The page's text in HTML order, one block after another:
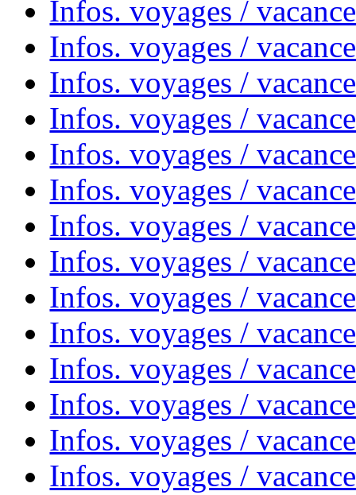
Infos. voyages /
Infos. voyages /
Infos. voyages /
Infos. voyages /
Infos. voyages /
Infos. voyages /
Infos. voyages /
Infos. voyages /
Infos. voyages /
Infos. voyages /
Infos. voyages /
Infos. voyages /
Infos. voyages /
Infos. voyages /